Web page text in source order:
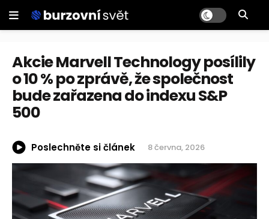
Akcie Marvell Technology posílily
o 10 % po zprávě, že společnost
bude zařazena do indexu S&P
500
Poslechněte si článek 8 června, 2026